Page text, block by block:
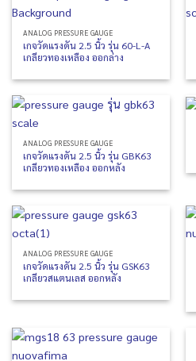
ANALOG PRESSURE GAUGE
เกจวัดแรงดัน 2.5 นิ้ว รุ่น 60-L-A
เกลียวทองเหลือง ออกล่าง
ANALOG PRESSURE GAUGE
เกจวัดแรงดัน 2.5 นิ้ว รุ่น GBK63
เกลียวทองเหลือง ออกหลัง
ANALOG PRESSURE GAUGE
เกจวัดแรงดัน 2.5 นิ้ว รุ่น GSK63
เกลียวสแตนเลส ออกหลัง